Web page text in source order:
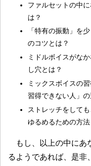
ファルセットの中
は？
「特有の振動」を
のコツとは？
ミドルボイスがな
し穴とは？
ミックスボイスの
習得できない人」の
ストレッチをして
ゆるめるための方法
もし、以上の中にあ
るようであれば、是非